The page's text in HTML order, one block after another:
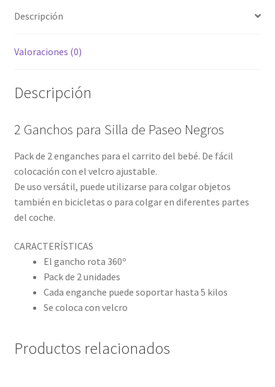
Descripción
Valoraciones (0)
Descripción
2 Ganchos para Silla de Paseo Negros
Pack de 2 enganches para el carrito del bebé. De fácil
colocación con el velcro ajustable.
De uso versátil, puede utilizarse para colgar objetos
también en bicicletas o para colgar en diferentes partes
del coche.
CARACTERÍSTICAS
El gancho rota 360º
Pack de 2 unidades
Cada enganche puede soportar hasta 5 kilos
Se coloca con velcro
Productos relacionados